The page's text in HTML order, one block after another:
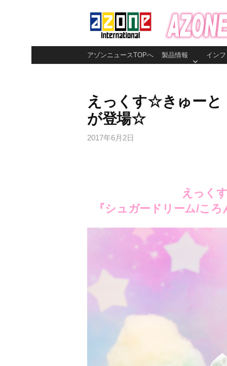
ン
アゾンニュースTOPへ 製品情報 イン
えっくす☆きゅーと
が登場☆
2017年6月2日
えっく
『シュガードリーム/こ